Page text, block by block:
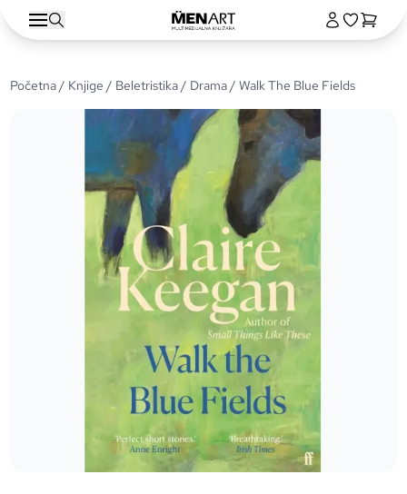
Početna/ Knjige / Beletristika/ Drama/ Walk The Blue Fields